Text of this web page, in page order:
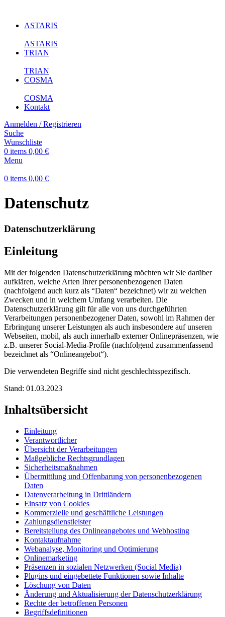
ASTARIS
ASTARIS
TRIAN
TRIAN
COSMA
COSMA
Kontakt
Anmelden / Registrieren
Suche
Wunschliste
0 items 0,00 €
Menu
0 items 0,00 €
Datenschutz
Datenschutzerklärung
Einleitung
Mit der folgenden Datenschutzerklärung möchten wir Sie darüber
aufklären, welche Arten Ihrer personenbezogenen Daten
(nachfolgend auch kurz als “Daten“ bezeichnet) wir zu welchen
Zwecken und in welchem Umfang verarbeiten. Die
Datenschutzerklärung gilt für alle von uns durchgeführten
Verarbeitungen personenbezogener Daten, sowohl im Rahmen der
Erbringung unserer Leistungen als auch insbesondere auf unseren
Webseiten, mobil, als auch innerhalb externer Onlinepräsenzen, wie
z.B. unserer Social-Media-Profile (nachfolgend zusammenfassend
bezeichnet als “Onlineangebot“).
Die verwendeten Begriffe sind nicht geschlechtsspezifisch.
Stand: 01.03.2023
Inhaltsübersicht
Einleitung
Verantwortlicher
Übersicht der Verarbeitungen
Maßgebliche Rechtsgrundlagen
Sicherheitsmaßnahmen
Übermittlung und Offenbarung von personenbezogenen
Daten
Datenverarbeitung in Drittländern
Einsatz von Cookies
Kommerzielle und geschäftliche Leistungen
Zahlungsdienstleister
Bereitstellung des Onlineangebotes und Webhosting
Kontaktaufnahme
Webanalyse, Monitoring und Optimierung
Onlinemarketing
Präsenzen in sozialen Netzwerken (Social Media)
Plugins und eingebettete Funktionen sowie Inhalte
Löschung von Daten
Änderung und Aktualisierung der Datenschutzerklärung
Rechte der betroffenen Personen
Begriffsdefinitionen